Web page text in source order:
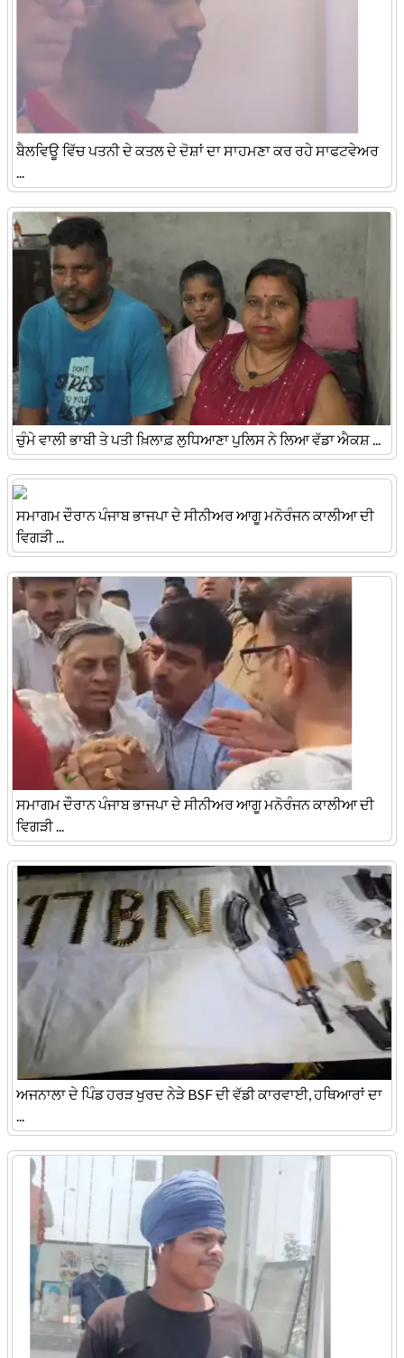
ਬੈਲਵਿਊ ਵਿੱਚ ਪਤਨੀ ਦੇ ਕਤਲ ਦੇ ਦੋਸ਼ਾਂ ਦਾ ਸਾਹਮਣਾ ਕਰ ਰਹੇ ਸਾਫਟਵੇਅਰ
ਚੁੰਮੇ ਵਾਲੀ ਭਾਬੀ ਤੇ ਪਤੀ ਖ਼ਿਲਾਫ਼ ਲੁਧਿਆਣਾ ਪੁਲਿਸ ਨੇ ਲਿਆ ਵੱਡਾ ਐਕਸ਼ ...
ਸਮਾਗਮ ਦੌਰਾਨ ਪੰਜਾਬ ਭਾਜਪਾ ਦੇ ਸੀਨੀਅਰ ਆਗੂ ਮਨੋਰੰਜਨ ਕਾਲੀਆ ਦੀ
ਵਿਗੜੀ ...
ਸਮਾਗਮ ਦੌਰਾਨ ਪੰਜਾਬ ਭਾਜਪਾ ਦੇ ਸੀਨੀਅਰ ਆਗੂ ਮਨੋਰੰਜਨ ਕਾਲੀਆ ਦੀ
ਵਿਗੜੀ ...
ਅਜਨਾਲਾ ਦੇ ਪਿੰਡ ਹਰੜ ਖੁਰਦ ਨੇੜੇ BSF ਦੀ ਵੱਡੀ ਕਾਰਵਾਈ, ਹਥਿਆਰਾਂ ਦਾ